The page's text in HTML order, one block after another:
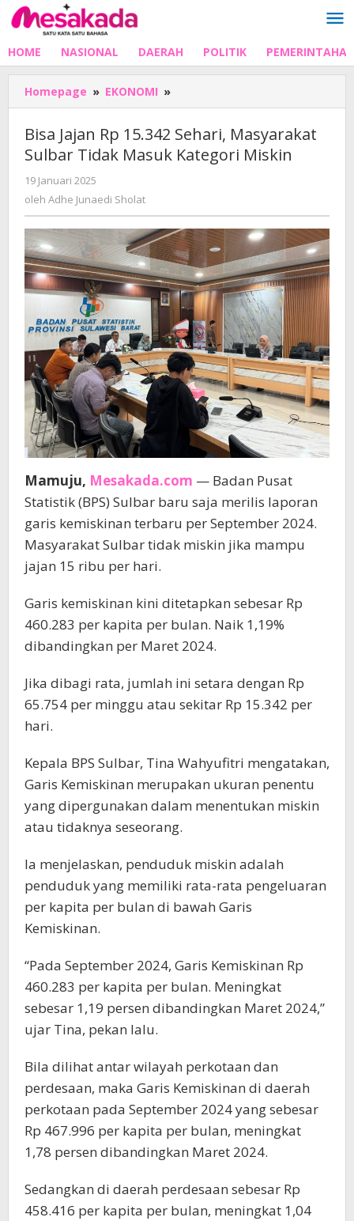
Lewati
ke
HOME NASIONAL DAERAH POLITIK
Homepage » EKONOMI »
Jajan
15.342
Sehari,
Kategori
Miskin
Bisa Jajan Rp 15.342 Sehari, Masyarakat
Sulbar Tidak Masuk Kategori Miskin
19 Januari 2025
Adhe
oleh Adhe Junaedi Sholat
Mamuju, Mesakada.com — Badan Pusat
Statistik (BPS) Sulbar baru saja merilis laporan
garis kemiskinan terbaru per September 2024.
Masyarakat Sulbar tidak miskin jika mampu
jajan 15 ribu per hari.
Garis kemiskinan kini ditetapkan sebesar Rp
460.283 per kapita per bulan. Naik 1,19%
dibandingkan per Maret 2024.
Jika dibagi rata, jumlah ini setara dengan Rp
65.754 per minggu atau sekitar Rp 15.342 per
hari.
Kepala BPS Sulbar, Tina Wahyufitri mengatakan,
Garis Kemiskinan merupakan ukuran penentu
yang dipergunakan dalam menentukan miskin
atau tidaknya seseorang.
Ia menjelaskan, penduduk miskin adalah
penduduk yang memiliki rata-rata pengeluaran
per kapita per bulan di bawah Garis
Kemiskinan.
“Pada September 2024, Garis Kemiskinan Rp
460.283 per kapita per bulan. Meningkat
sebesar 1,19 persen dibandingkan Maret 2024,”
ujar Tina, pekan lalu.
Bila dilihat antar wilayah perkotaan dan
perdesaan, maka Garis Kemiskinan di daerah
perkotaan pada September 2024 yang sebesar
Rp 467.996 per kapita per bulan, meningkat
1,78 persen dibandingkan Maret 2024.
Sedangkan di daerah perdesaan sebesar Rp
458.416 per kapita per bulan, meningkat 1,04